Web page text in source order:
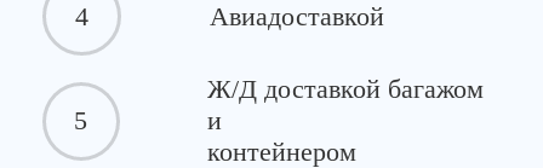
4 Авиадоставкой
5
Ж/Д доставкой багажом
и
контейнером